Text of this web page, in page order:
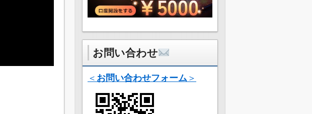
お問い合わせ
＜ お問い合わせフォーム ＞